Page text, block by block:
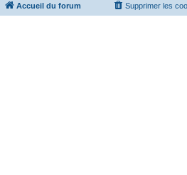
Accueil du forum Supprimer les